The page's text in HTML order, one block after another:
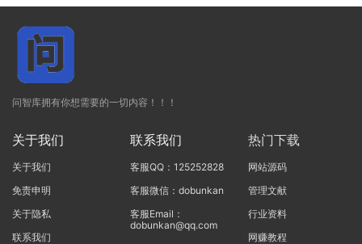
问智库拥有你想需要的一切内容！！！
关于我们
关于我们
免责申明
关于隐私
联系我们
联系我们
客服QQ：125252828
客服微信：dobunkan
客服Email：
dobunkan@qq.com
热门下载
网站源码
管理文献
行业资料
网赚教程